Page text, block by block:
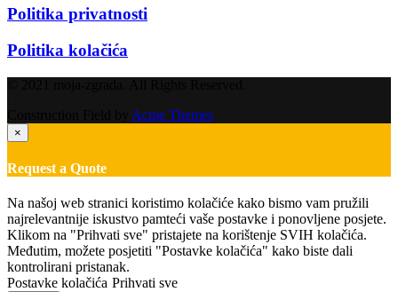
Politika privatnosti
Politika kolačića
Acme Themes
×
Request a Quote
Na našoj web stranici koristimo kolačiće kako bismo vam pružili
najrelevantnije iskustvo pamteći vaše postavke i ponovljene posjete.
Klikom na "Prihvati sve" pristajete na korištenje SVIH kolačića.
Međutim, možete posjetiti "Postavke kolačića" kako biste dali
kontrolirani pristanak.
Postavke kolačića Prihvati sve